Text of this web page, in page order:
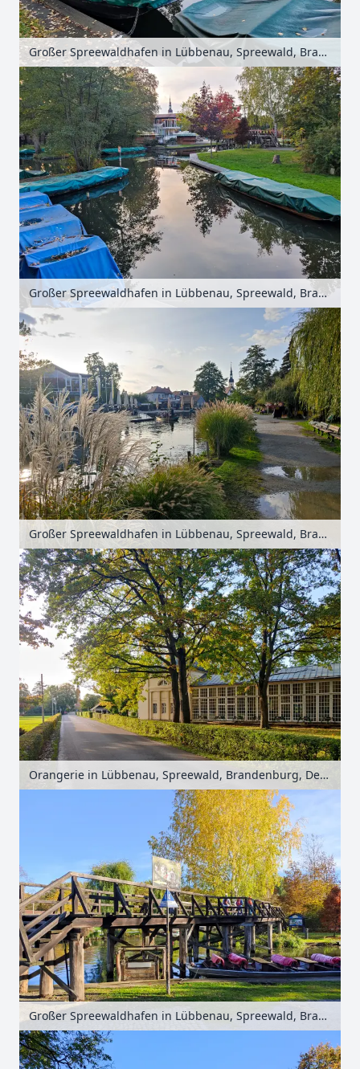
Großer Spreewaldhafen in Lübbenau, Spreewald, Brandenburg, Deutschland
Großer Spreewaldhafen in Lübbenau, Spreewald, Brandenburg, Deutschland
Großer Spreewaldhafen in Lübbenau, Spreewald, Brandenburg, Deutschland
Orangerie in Lübbenau, Spreewald, Brandenburg, Deutschland
Großer Spreewaldhafen in Lübbenau, Spreewald, Brandenburg, Deutschland